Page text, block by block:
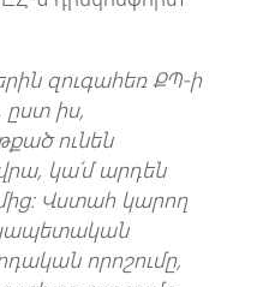
զուգահեռ ՔՊ-ի
իս,
ունեն
կա՛մ արդեն
Վստահ կարող
որոշումը,